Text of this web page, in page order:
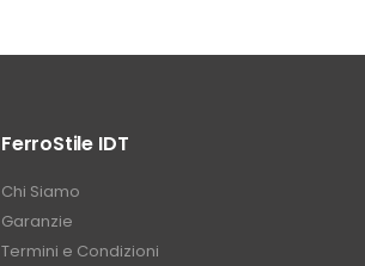
FerroStile IDT
Chi Siamo
Garanzie
Termini e Condizioni